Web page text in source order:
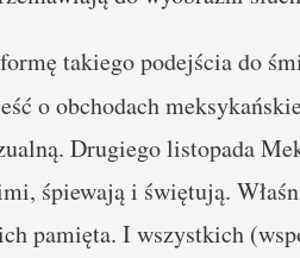
takiego podejścia do
o obchodach
Drugiego listopada
śpiewają i świętują.
pamięta. I wszystkich